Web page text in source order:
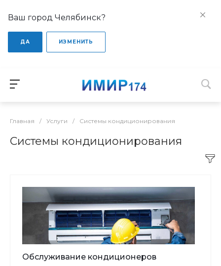
Ваш город Челябинск?
ДА ИЗМЕНИТЬ
Главная / Услуги / Системы кондиционирования
Системы кондиционирования
Обслуживание кондиционеров